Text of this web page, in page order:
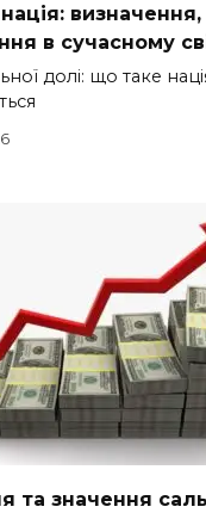
визначення,
в сучасному
долі: що таке
та значення